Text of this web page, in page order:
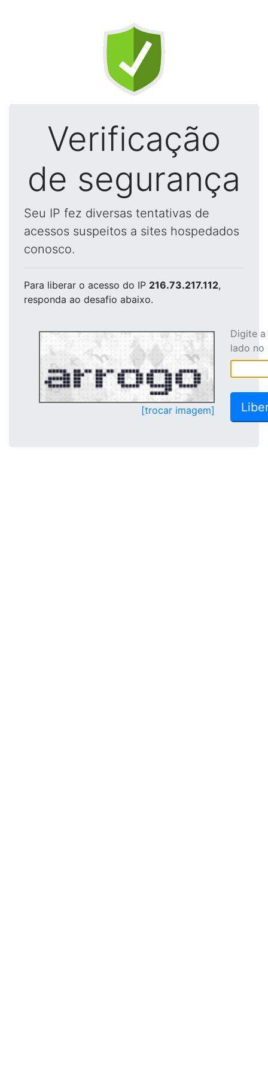
Verificação
de segurança
Seu IP fez diversas tentativas de
acessos suspeitos a sites hospedados
conosco.
Para liberar o acesso do IP 216.73.217.112,
responda ao desafio abaixo.
[trocar imagem]
Digite
lado no